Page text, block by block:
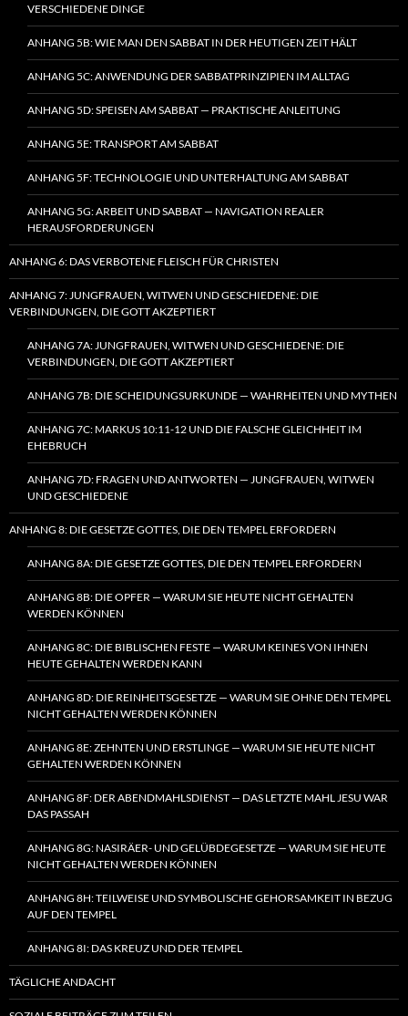
VERSCHIEDENE DINGE
ANHANG 5B: WIE MAN DEN SABBAT IN DER HEUTIGEN ZEIT HÄLT
ANHANG 5C: ANWENDUNG DER SABBATPRINZIPIEN IM ALLTAG
ANHANG 5D: SPEISEN AM SABBAT — PRAKTISCHE ANLEITUNG
ANHANG 5E: TRANSPORT AM SABBAT
ANHANG 5F: TECHNOLOGIE UND UNTERHALTUNG AM SABBAT
ANHANG 5G: ARBEIT UND SABBAT — NAVIGATION REALER
HERAUSFORDERUNGEN
ANHANG 6: DAS VERBOTENE FLEISCH FÜR CHRISTEN
ANHANG 7: JUNGFRAUEN, WITWEN UND GESCHIEDENE: DIE
VERBINDUNGEN, DIE GOTT AKZEPTIERT
ANHANG 7A: JUNGFRAUEN, WITWEN UND GESCHIEDENE: DIE
VERBINDUNGEN, DIE GOTT AKZEPTIERT
ANHANG 7B: DIE SCHEIDUNGSURKUNDE — WAHRHEITEN UND MYTHEN
ANHANG 7C: MARKUS 10:11-12 UND DIE FALSCHE GLEICHHEIT IM
EHEBRUCH
ANHANG 7D: FRAGEN UND ANTWORTEN — JUNGFRAUEN, WITWEN
UND GESCHIEDENE
ANHANG 8: DIE GESETZE GOTTES, DIE DEN TEMPEL ERFORDERN
ANHANG 8A: DIE GESETZE GOTTES, DIE DEN TEMPEL ERFORDERN
ANHANG 8B: DIE OPFER — WARUM SIE HEUTE NICHT GEHALTEN
WERDEN KÖNNEN
ANHANG 8C: DIE BIBLISCHEN FESTE — WARUM KEINES VON IHNEN
HEUTE GEHALTEN WERDEN KANN
ANHANG 8D: DIE REINHEITSGESETZE — WARUM SIE OHNE DEN TEMPEL
NICHT GEHALTEN WERDEN KÖNNEN
ANHANG 8E: ZEHNTEN UND ERSTLINGE — WARUM SIE HEUTE NICHT
GEHALTEN WERDEN KÖNNEN
ANHANG 8F: DER ABENDMAHLSDIENST — DAS LETZTE MAHL JESU WAR
DAS PASSAH
ANHANG 8G: NASIRÄER- UND GELÜBDEGESETZE — WARUM SIE HEUTE
NICHT GEHALTEN WERDEN KÖNNEN
ANHANG 8H: TEILWEISE UND SYMBOLISCHE GEHORSAMKEIT IN BEZUG
AUF DEN TEMPEL
ANHANG 8I: DAS KREUZ UND DER TEMPEL
TÄGLICHE ANDACHT